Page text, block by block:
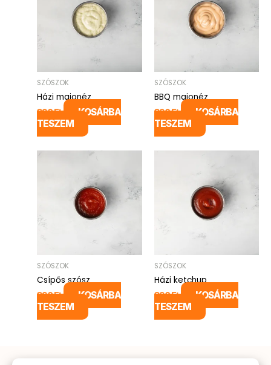
SZÓSZOK
Házi majonéz
390Ft
KOSÁRBA
TESZEM
SZÓSZOK
BBQ majonéz
390Ft
KOSÁRBA
TESZEM
SZÓSZOK
Csípős szósz
390Ft
KOSÁRBA
TESZEM
SZÓSZOK
Házi ketchup
390Ft
KOSÁRBA
TESZEM